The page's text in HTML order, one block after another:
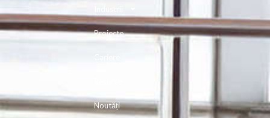
Proiecte
Noutăți